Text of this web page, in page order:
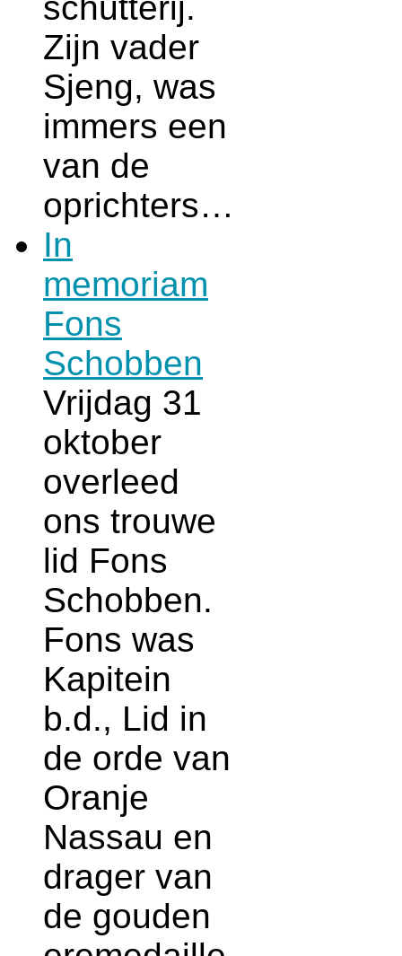
schutterij.
Zijn vader
Sjeng, was
immers een
van de
oprichters…
In
memoriam
Fons
Schobben
Vrijdag 31
oktober
overleed
ons trouwe
lid Fons
Schobben.
Fons was
Kapitein
b.d., Lid in
de orde van
Oranje
Nassau en
drager van
de gouden